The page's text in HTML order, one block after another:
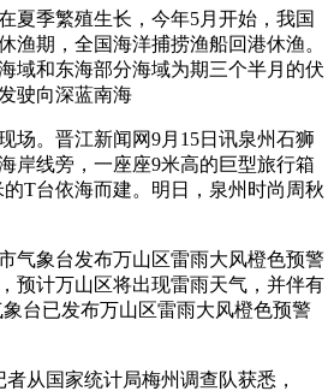
夏季繁殖生长，今年5月开始，我国
渔期，全国海洋捕捞渔船回港休渔。
域和东海部分海域为期三个半月的伏
驶向深蓝南海
场。晋江新闻网9月15日讯泉州石狮
岸线旁，一座座9米高的巨型旅行箱
的T台依海而建。明日，泉州时尚周秋
气象台发布万山区雷雨大风橙色预警
预计万山区将出现雷雨天气，并伴有
台已发布万山区雷雨大风橙色预警
从国家统计局梅州调查队获悉，